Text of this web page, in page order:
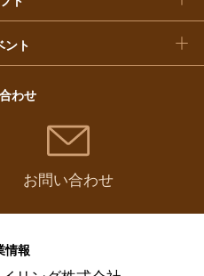
ント
わせ
お問い合わせ
情報